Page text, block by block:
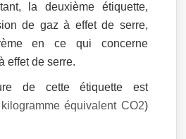
la deuxième étiquette,
de gaz à effet de serre,
en ce qui concerne
effet de serre.
de cette étiquette est
kilogramme équivalent CO2)